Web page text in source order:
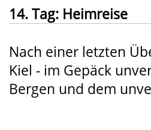
14. Tag: Heimreise
Nach einer letzten
Kiel - im Gepäck
Bergen und dem